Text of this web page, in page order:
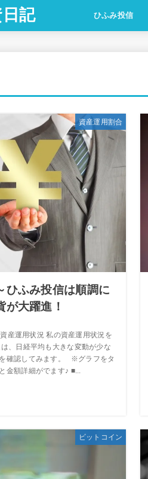
記 ひふみ投信
資産運用割合
ひふみ投信は順調に
が大躍進！
産運用状況 私の資産運用状況を
、日経平均も大きな変動が少な
確認してみます。 ※グラフをタ
金額詳細がでます♪ ■...
ビットコイン